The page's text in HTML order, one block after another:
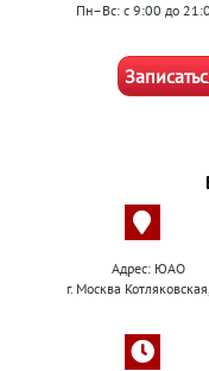
Пн–Вс: с 9:00 до
Адрес: ЮАО
г. Москва